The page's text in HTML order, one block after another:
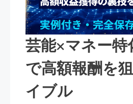
芸能×マネー特
で高額報酬を
イブル